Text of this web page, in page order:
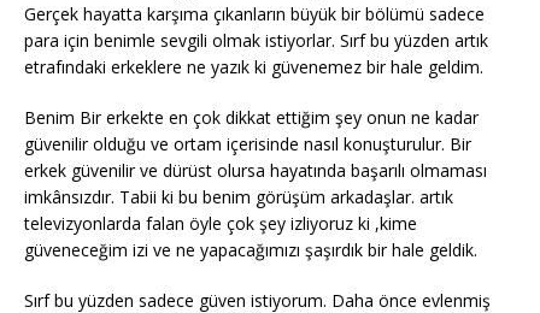
Gerçek hayatta karşıma çıkanların büyük bir bölümü sadece
para için benimle sevgili olmak istiyorlar. Sırf bu yüzden artık
etrafındaki erkeklere ne yazık ki güvenemez bir hale geldim.
Benim Bir erkekte en çok dikkat ettiğim şey onun ne kadar
güvenilir olduğu ve ortam içerisinde nasıl konuşturulur. Bir
erkek güvenilir ve dürüst olursa hayatında başarılı olmaması
imkânsızdır. Tabii ki bu benim görüşüm arkadaşlar. artık
televizyonlarda falan öyle çok şey izliyoruz ki ,kime
güveneceğim izi ve ne yapacağımızı şaşırdık bir hale geldik.
Sırf bu yüzden sadece güven istiyorum. Daha önce evlenmiş